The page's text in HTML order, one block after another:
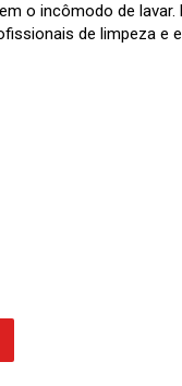
o incômodo de lavar.
de limpeza e